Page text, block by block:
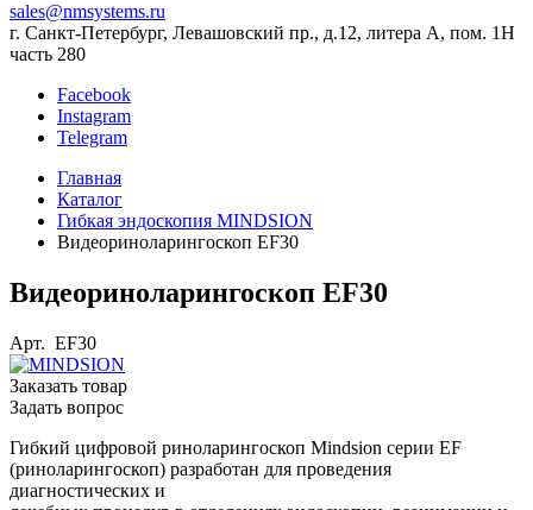
sales@nmsystems.ru
г. Санкт-Петербург, Левашовский пр., д.12, литера А, пом. 1Н
часть 280
Facebook
Instagram
Telegram
Главная
Каталог
Гибкая эндоскопия MINDSION
Видеориноларингоскоп EF30
Видеориноларингоскоп EF30
Арт. EF30
Заказать товар
Задать вопрос
Гибкий цифровой риноларингоскоп Mindsion серии EF
(риноларингоскоп) разработан для проведения
диагностических и